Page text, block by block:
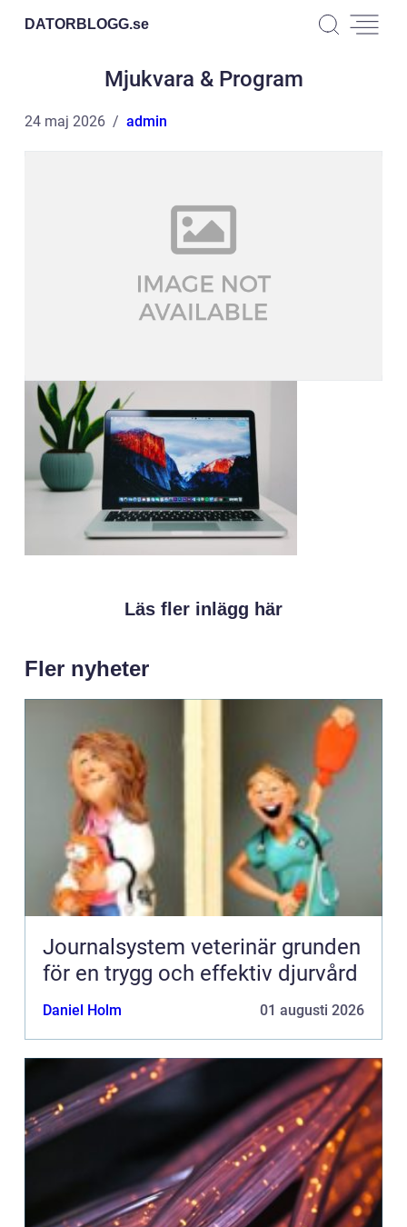
DATORBLOGG.se
Mjukvara & Program
24 maj 2026 admin
Läs fler inlägg här
Fler nyheter
Journalsystem veterinär grunden
för en trygg och effektiv djurvård
Daniel Holm 01 augusti 2026